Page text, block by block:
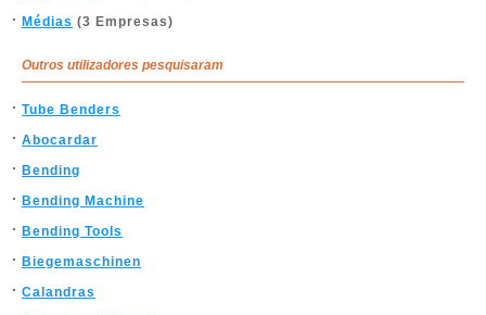
Médias (3 Empresas)
Outros utilizadores pesquisaram
Tube Benders
Abocardar
Bending
Bending Machine
Bending Tools
Biegemaschinen
Calandras